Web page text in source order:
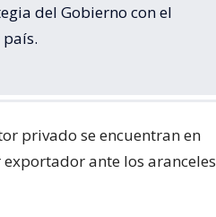
del Gobierno con el
privado se encuentran en
ante los aranceles